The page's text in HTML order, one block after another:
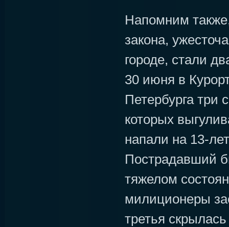
Напомним
закона,
городе, стали
30 июня в
Петербурга три
которых
напали на 13-
Пострадавший
тяжелом
милиционеры
третья